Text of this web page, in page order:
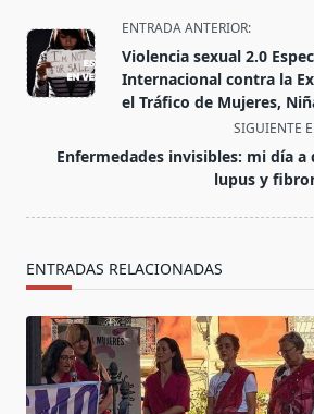
<span
class="nav-
subtitle
screen-
text">Página</span>
ENTRADA ANTERIOR:
Violencia sexual 2.0
Internacional contra la
el Tráfico de Mujeres,
SIGUIENTE
Enfermedades invisibles: mi día a
lupus y
ENTRADAS RELACIONADAS